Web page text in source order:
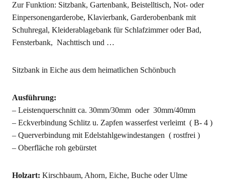
Zur Funktion: Sitzbank, Gartenbank, Beistelltisch, Not- oder
Einpersonengarderobe, Klavierbank, Garderobenbank mit
Schuhregal, Kleiderablagebank für Schlafzimmer oder Bad,
Fensterbank, Nachttisch und …
Sitzbank in Eiche aus dem heimatlichen Schönbuch
Ausführung:
– Leistenquerschnitt ca. 30mm/30mm oder 30mm/40mm
– Eckverbindung Schlitz u. Zapfen wasserfest verleimt ( B- 4 )
– Querverbindung mit Edelstahlgewindestangen ( rostfrei )
– Oberfläche roh gebürstet
Holzart: Kirschbaum, Ahorn, Eiche, Buche oder Ulme